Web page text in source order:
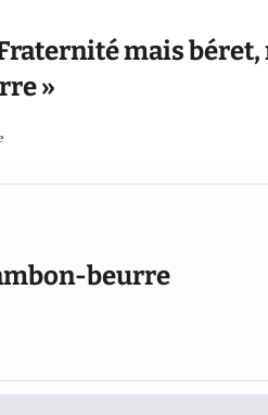
mais
»
beurre